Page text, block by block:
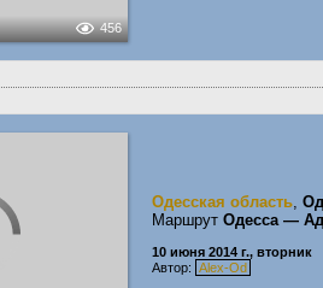
456
Одесская область,
Маршрут Одесса —
10 июня 2014 г., вторник
Автор: Alex-Od